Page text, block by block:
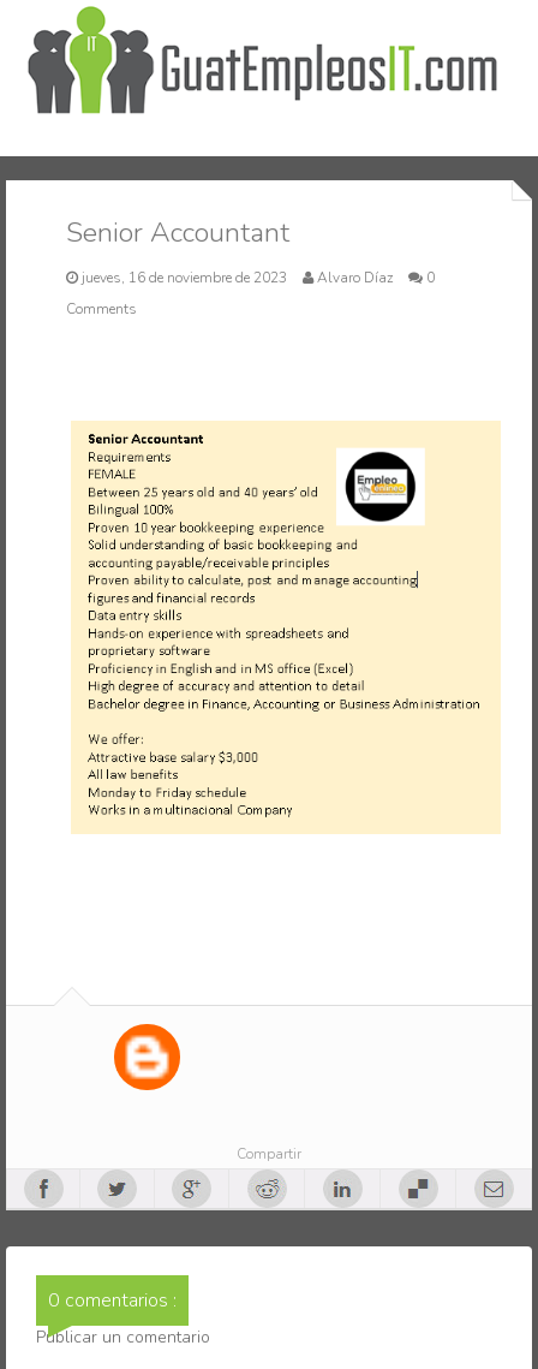
Inicio
Senior Accountant
jueves, 16 de noviembre de 2023 Alvaro Díaz
0
Comments
Compartir
0 comentarios :
Publicar un comentario